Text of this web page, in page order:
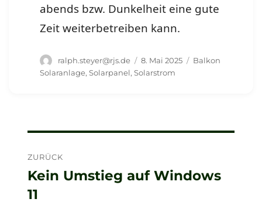
abends bzw. Dunkelheit eine gute
Zeit weiterbetreiben kann.
Autor
ralph.steyer@rjs.de
Veröffentlicht
am
8. Mai 2025 Schlagwörter
Balkon
Solaranlage,Solarpanel,Solarstrom
ZURÜCK
Vorheriger
Beitrag:
Kein Umstieg auf Windows
11